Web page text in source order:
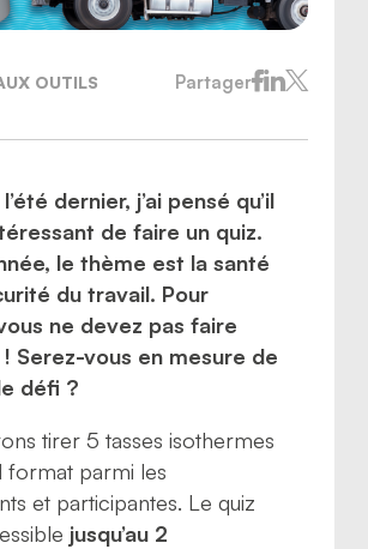
OUTILS Partager
dernier, j’ai pensé qu’il
de faire un quiz.
le thème est la santé
du travail. Pour
ne devez pas faire
! Serez-vous en mesure de
défi ?
tirer 5 tasses isothermes
format parmi les
et participantes. Le quiz
jusqu’au 2